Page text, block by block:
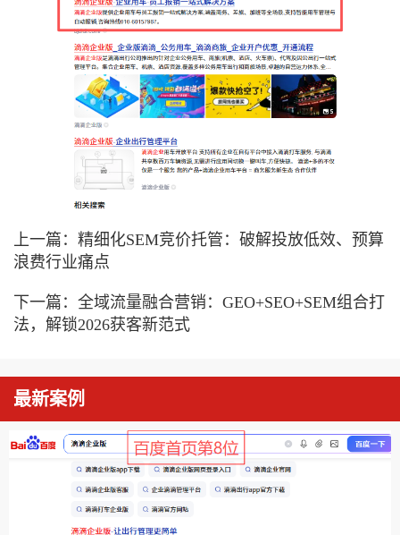
上一篇： 精细化SEM竞价托管：破解投放低效、预算
浪费行业痛点
下一篇： 全域流量融合营销：GEO+SEO+SEM组合打
法，解锁2026获客新范式
最新案例